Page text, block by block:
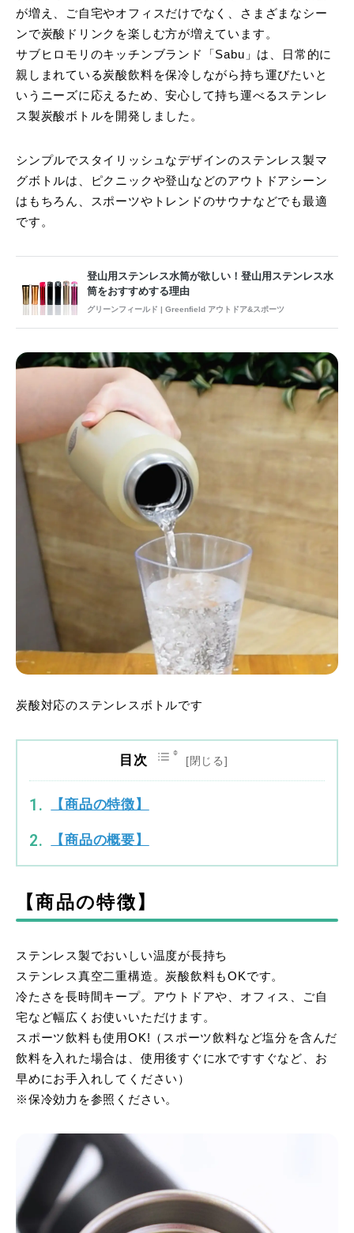
が増え、ご自宅やオフィスだけでなく、さまざまなシー
ンで炭酸ドリンクを楽しむ方が増えています。
サブヒロモリのキッチンブランド「Sabu」は、日常的に
親しまれている炭酸飲料を保冷しながら持ち運びたいと
いうニーズに応えるため、安心して持ち運べるステンレ
ス製炭酸ボトルを開発しました。
シンプルでスタイリッシュなデザインのステンレス製マ
グボトルは、ピクニックや登山などのアウトドアシーン
はもちろん、スポーツやトレンドのサウナなどでも最適
です。
登山用ステンレス水筒が欲しい！登山用ステンレス水
筒をおすすめする理由
グリーンフィールド | Greenfield アウトドア&スポーツ
炭酸対応のステンレスボトルです
目次
【商品の特徴】
【商品の概要】
【商品の特徴】
ステンレス製でおいしい温度が長持ち
ステンレス真空二重構造。炭酸飲料もOKです。
冷たさを長時間キープ。アウトドアや、オフィス、ご自
宅など幅広くお使いいただけます。
スポーツ飲料も使用OK!（スポーツ飲料など塩分を含んだ
飲料を入れた場合は、使用後すぐに水ですすぐなど、お
早めにお手入れしてください）
※保冷効力を参照ください。